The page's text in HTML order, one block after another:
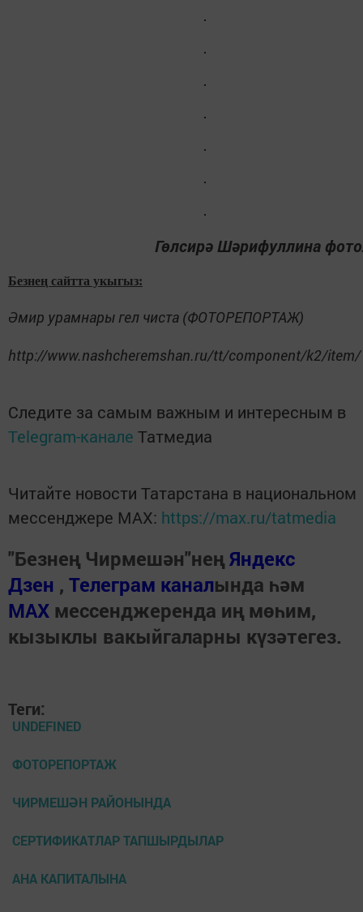
Гөлсирә Шәрифуллина
Безнең сайтта укыгыз:
Әмир урамнары гел чиста (ФОТОРЕПОРТАЖ)
http://www.nashcheremshan.ru/tt/component/k2/
Следите за самым важным и интересным в
Telegram-канале Татмедиа
Читайте новости Татарстана в национальном
мессенджере MАХ: https://max.ru/tatmedia
"Безнең Чирмешән"неңЯндекс
Дзен , Телеграм каналында һәм
МАХ мессенджеренда иң мөһим,
кызыклы вакыйгаларны күзәтегез.
Теги:
UNDEFINED
ФОТОРЕПОРТАЖ
ЧИРМЕШӘН РАЙОНЫНДА
СЕРТИФИКАТЛАР ТАПШЫРДЫЛАР
АНА КАПИТАЛЫНА